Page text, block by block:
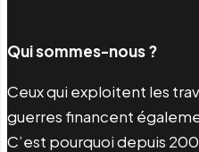
Qui sommes-nous ?
Ceux qui exploitent les
guerres financent
C’est pourquoi depuis